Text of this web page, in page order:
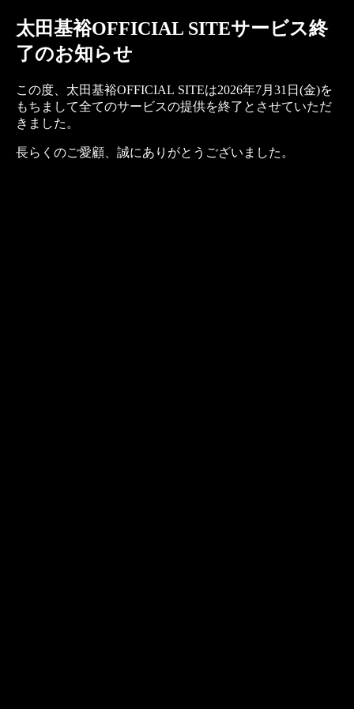
太田基裕OFFICIAL SITEサービス終
了のお知らせ
この度、太田基裕OFFICIAL SITEは2026年7月31日(金)を
もちまして全てのサービスの提供を終了とさせていただ
きました。
長らくのご愛顧、誠にありがとうございました。